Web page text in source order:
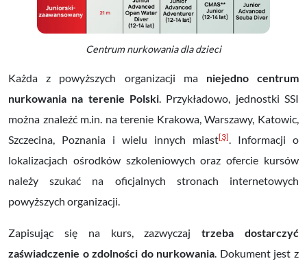
Centrum nurkowania dla dzieci
Każda z powyższych organizacji ma niejedno centrum
nurkowania na terenie Polski. Przykładowo, jednostki SSI
można znaleźć m.in. na terenie Krakowa, Warszawy, Katowic,
Szczecina, Poznania i wielu innych miast[3]. Informacji o
lokalizacjach ośrodków szkoleniowych oraz ofercie kursów
należy szukać na oficjalnych stronach internetowych
powyższych organizacji.
Zapisując się na kurs, zazwyczajtrzeba dostarczyć
zaświadczenie o zdolności do nurkowania. Dokument jest z